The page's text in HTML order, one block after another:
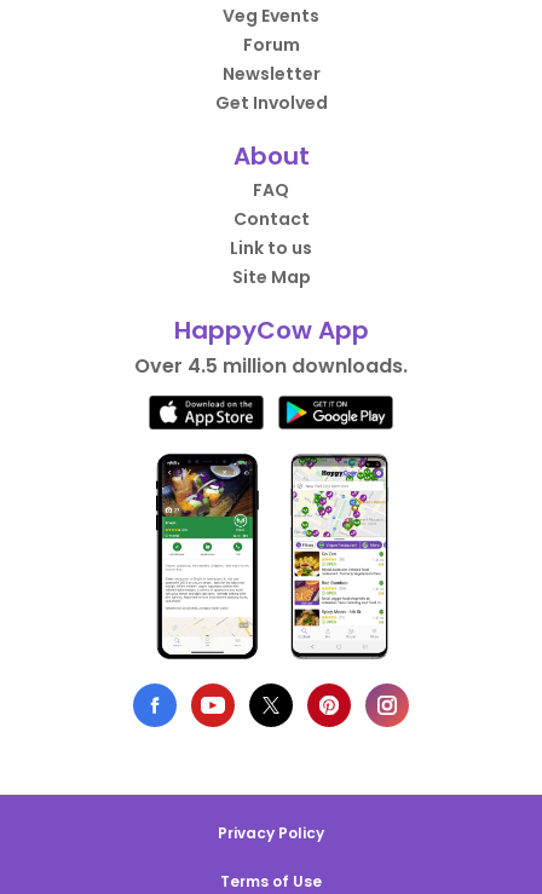
Veg Events
Forum
Newsletter
Get Involved
About
FAQ
Contact
Link to us
Site Map
HappyCow App
Over 4.5 million downloads.
Privacy Policy
Terms of Use